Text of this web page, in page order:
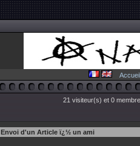
Accueil
21 visiteur(s) et 0
Envoi d'un Article ï¿½ un ami